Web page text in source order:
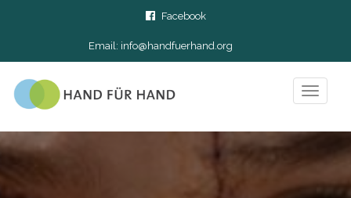
Facebook
Email: info@handfuerhand.org